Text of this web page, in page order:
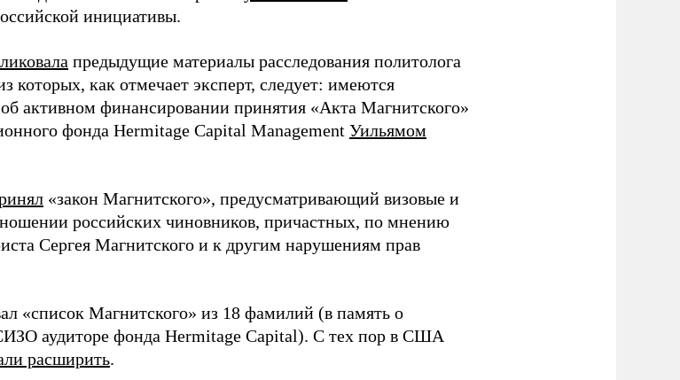
инициативы.
предыдущие материалы расследования политолога
которых, как отмечает эксперт, следует: имеются
активном финансировании принятия «Акта Магнитского»
фонда Hermitage Capital Management Уильямом
«закон Магнитского», предусматривающий визовые и
российских чиновников, причастных, по мнению
Сергея Магнитского и к другим нарушениям прав
Магнитского» из 18 фамилий (в память о
аудиторе фонда Hermitage Capital). С тех пор в США
расширить.